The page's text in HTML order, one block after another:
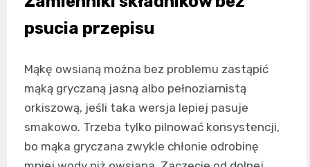
psucia przepisu
Mąkę owsianą można bez problemu zastąpić
mąką gryczaną jasną albo pełnoziarnistą
orkiszową, jeśli taka wersja lepiej pasuje
smakowo. Trzeba tylko pilnować konsystencji,
bo mąka gryczana zwykle chłonie odrobinę